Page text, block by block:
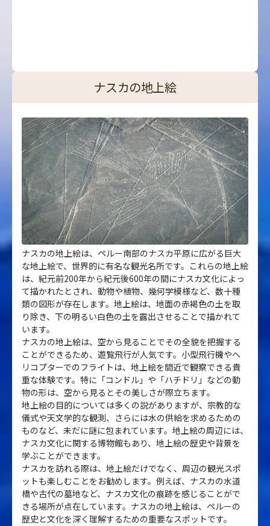
ナスカの地上絵
ナスカの地上絵は、ペルー南部のナスカ平原に広がる巨大
な地上絵で、世界的に有名な観光名所です。これらの地上絵
は、紀元前200年から紀元後600年の間にナスカ文化によっ
て描かれたとされ、動物や植物、幾何学模様など、数十種
類の図形が存在します。地上絵は、地面の赤褐色の土を取
り除き、下の明るい白色の土を露出させることで描かれて
います。
ナスカの地上絵は、空から見ることでその全貌を把握する
ことができるため、遊覧飛行が人気です。小型飛行機やヘ
リコプターでのフライトは、地上絵を間近で観察できる貴
重な体験です。特に「コンドル」や「ハチドリ」などの動
物の形は、空から見るとその美しさが際立ちます。
地上絵の目的については多くの説がありますが、宗教的な
儀式や天文学的な観測、さらには水の供給を求めるための
ものなど、未だに謎に包まれています。地上絵の周辺には、
ナスカ文化に関する博物館もあり、地上絵の歴史や背景を
学ぶことができます。
ナスカを訪れる際は、地上絵だけでなく、周辺の観光スポ
ットも楽しむことをお勧めします。例えば、ナスカの水道
橋や古代の墓地など、ナスカ文化の痕跡を感じることがで
きる場所が点在しています。ナスカの地上絵は、ペルーの
歴史と文化を深く理解するための重要なスポットです。